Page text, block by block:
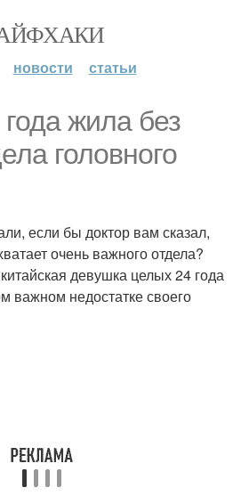
новости статьи
жила без
головного
если бы доктор вам сказал,
очень важного отдела?
девушка целых 24 года
важном недостатке своего